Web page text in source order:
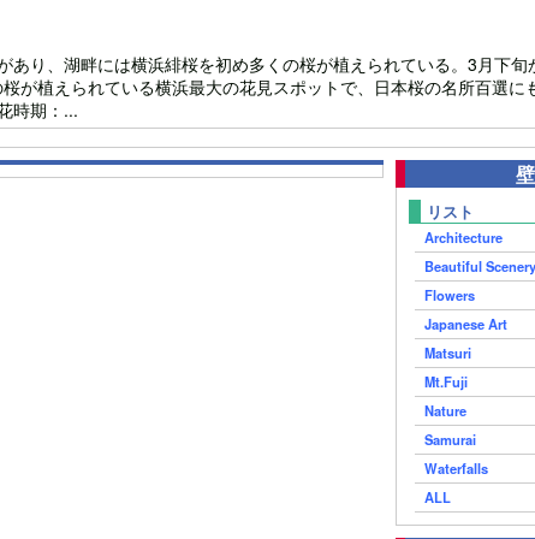
り、湖畔には横浜緋桜を初め多くの桜が植えられている。3月下
が植えられている横浜最大の花見スポットで、日本桜の名所百選
期：...
リスト
Architecture
Beautiful
Flowers
Japanese Art
Matsuri
Mt.Fuji
Nature
Samurai
Waterfalls
ALL